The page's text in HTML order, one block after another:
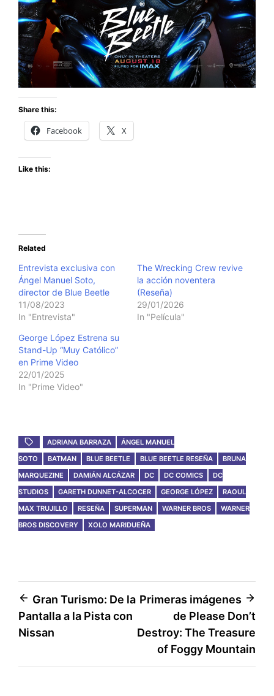
Share this:
Facebook X
Like this:
Related
Entrevista exclusiva con
Ángel Manuel Soto,
director de Blue Beetle
11/08/2023
In "Entrevista"
The Wrecking Crew revive
la acción noventera
(Reseña)
29/01/2026
In "Película"
George López Estrena su
Stand-Up “Muy Católico”
en Prime Video
22/01/2025
In "Prime Video"
ADRIANA BARRAZA
ÁNGEL MANUEL
SOTO
BATMAN BLUE BEETLE BLUE BEETLE RESEÑA
BRUNA
MARQUEZINE
DAMIÁN ALCÁZAR DC DC COMICS
DC
STUDIOS
GARETH DUNNET-ALCOCER GEORGE LÓPEZ
RAOUL
MAX TRUJILLO
RESEÑA SUPERMAN WARNER BROS
WARNER
BROS DISCOVERY
XOLO MARIDUEÑA
Post
navigation
Gran Turismo: De la
Pantalla a la Pista con
Nissan
Primeras imágenes
de Please Don’t
Destroy: The Treasure
of Foggy Mountain